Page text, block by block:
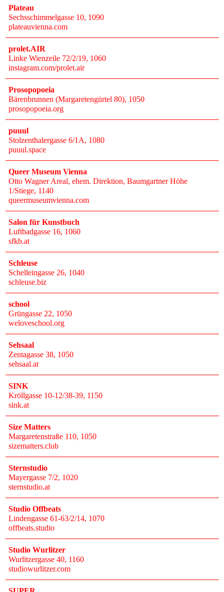
Plateau
Sechsschimmelgasse 10, 1090
plateauvienna.com
prolet.AIR
Linke Wienzeile 72/2/19, 1060
instagram.com/prolet.air
Prosopopoeia
Bärenbrunnen (Margaretengürtel 80), 1050
prosopopoeia.org
puuul
Stolzenthalergasse 6/1A, 1080
puuul.space
Queer Museum Vienna
Otto Wagner Areal, ehem. Direktion, Baumgartner Höhe
1/Stiege, 1140
queermuseumvienna.com
Salon für Kunstbuch
Luftbadgasse 16, 1060
sfkb.at
Schleuse
Schelleingasse 26, 1040
schleuse.biz
school
Grüngasse 22, 1050
weloveschool.org
Sehsaal
Zentagasse 38, 1050
sehsaal.at
SINK
Kröllgasse 10-12/38-39, 1150
sink.at
Size Matters
Margaretenstraße 110, 1050
sizematters.club
Sternstudio
Mayergasse 7/2, 1020
sternstudio.at
Studio Offbeats
Lindengasse 61-63/2/14, 1070
offbeats.studio
Studio Wurlitzer
Wurlitzergasse 40, 1160
studiowurlitzer.com